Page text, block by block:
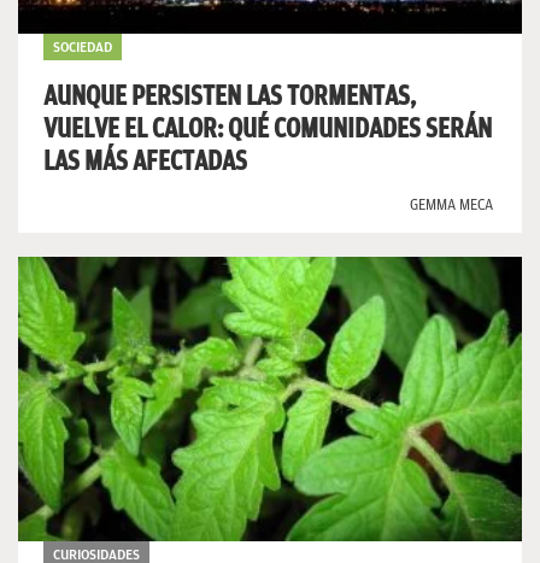
SOCIEDAD
AUNQUE PERSISTEN LAS TORMENTAS,
VUELVE EL CALOR: QUÉ COMUNIDADES SERÁN
LAS MÁS AFECTADAS
GEMMA MECA
CURIOSIDADES